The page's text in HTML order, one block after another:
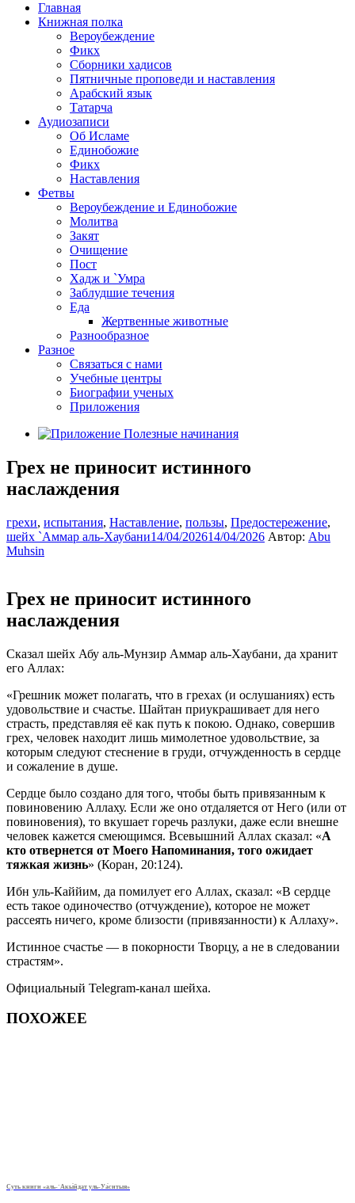
Главная
Книжная полка
Вероубеждение
Фикх
Сборники хадисов
Пятничные проповеди и наставления
Арабский язык
Татарча
Аудиозаписи
Об Исламе
Единобожие
Фикх
Наставления
Фетвы
Вероубеждение и Единобожие
Молитва
Закят
Очищение
Пост
Хадж и `Умра
Заблудшие течения
Еда
Жертвенные животные
Разнообразное
Разное
Связаться с нами
Учебные центры
Биографии ученых
Приложения
Грех не приносит истинного
наслаждения
грехи, испытания, Наставление, пользы, Предостережение,
шейх `Аммар аль-Хаубани14/04/202614/04/2026 Автор: Abu
Muhsin
Грех не приносит истинного
наслаждения
Сказал шейх Абу аль-Мунзир Аммар аль-Хаубани, да хранит
его Аллах:
«Грешник может полагать, что в грехах (и ослушаниях) есть
удовольствие и счастье. Шайтан приукрашивает для него
страсть, представляя её как путь к покою. Однако, совершив
грех, человек находит лишь мимолетное удовольствие, за
которым следуют стеснение в груди, отчужденность в сердце
и сожаление в душе.
Сердце было создано для того, чтобы быть привязанным к
повиновению Аллаху. Если же оно отдаляется от Него (или от
повиновения), то вкушает горечь разлуки, даже если внешне
человек кажется смеющимся. Всевышний Аллах сказал: «А
кто отвернется от Моего Напоминания, того ожидает
тяжкая жизнь» (Коран, 20:124).
Ибн уль-Каййим, да помилует его Аллах, сказал: «В сердце
есть такое одиночество (отчуждение), которое не может
рассеять ничего, кроме близости (привязанности) к Аллаху».
Истинное счастье — в покорности Творцу, а не в следовании
страстям».
Официальный Telegram-канал шейха.
ПОХОЖЕЕ
Суть книги «аль-`Акы́йдат уль-Уа́ситыя»